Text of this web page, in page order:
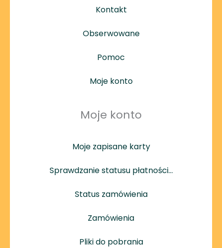
Kontakt
Obserwowane
Pomoc
Moje konto
Moje konto
Moje zapisane karty
Sprawdzanie statusu płatności…
Status zamówienia
Zamówienia
Pliki do pobrania